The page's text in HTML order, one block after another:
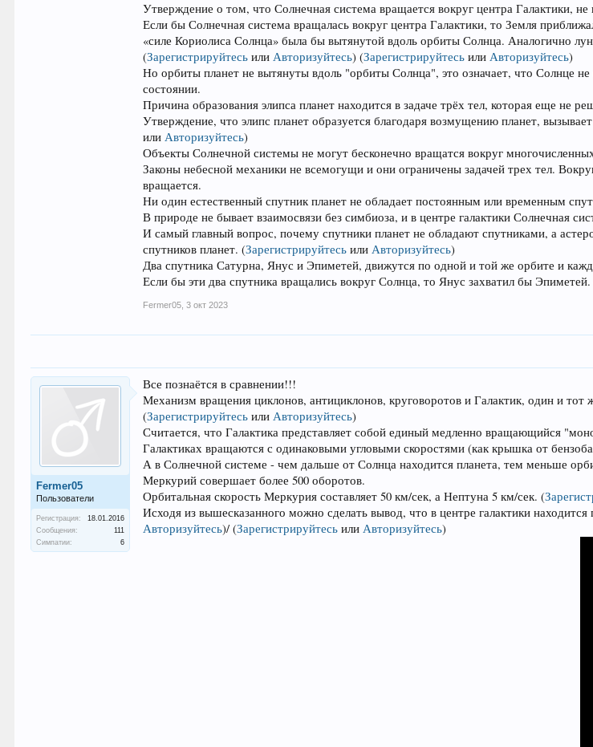
Утверждение о том, что Солнечная система вращается вокруг центра Галактики,
Если бы Солнечная система вращалась вокруг центра Галактики, то Земля
«силе Кориолиса Солнца» была бы вытянутой вдоль орбиты Солнца. Аналогично
(Зарегистрируйтесь илиАвторизуйтесь) (Зарегистрируйтесь илиАвторизуйтесь)
Но орбиты планет не вытянуты вдоль "орбиты Солнца", это означает, что Солнце
состоянии.
Причина образования элипса планет находится в задаче трёх тел, которая еще не
Утверждение, что элипс планет образуется благодаря возмущению планет,
илиАвторизуйтесь)
Объекты Солнечной системы не могут бесконечно вращатся вокруг
Законы небесной механики не всемогущи и они ограничены задачей трех тел.
вращается.
Ни один естественный спутник планет не обладает постоянным или временным
В природе не бывает взаимосвязи без симбиоза, и в центре галактики Солнечная
И самый главный вопрос, почему спутники планет не обладают спутниками, а
спутников планет.(Зарегистрируйтесь илиАвторизуйтесь)
Два спутника Сатурна, Янус и Эпиметей, движутся по одной и той же орбите и
Если бы эти два спутника вращались вокруг Солнца, то Янус захватил бы
Fermer05 3 окт 2023
Fermer05
Пользователи
Регистрация:
18.01.2016
Сообщения:
111
Симпатии:
6
Все познаётся в сравнении!!!
Механизм вращения циклонов, антициклонов, круговоротов и Галактик, один и
(Зарегистрируйтесь илиАвторизуйтесь)
Считается, что Галактика представляет собой единый медленно вращающийся
Галактиках вращаются с одинаковыми угловыми скоростями (как крышка от
А в Солнечной системе - чем дальше от Солнца находится планета, тем меньше
Меркурий совершает более 500 оборотов.
Орбитальная скорость Меркурия составляет 50 км/сек, а Нептуна 5 км/сек.(
Исходя из вышесказанного можно сделать вывод, что в центре галактики
Авторизуйтесь)/(Зарегистрируйтесь илиАвторизуйтесь)